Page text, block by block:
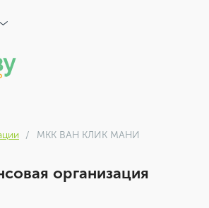
МКК ВАН КЛИК МАНИ
организация